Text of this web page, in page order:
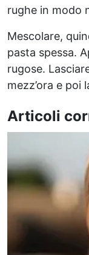
rughe in modo
Mescolare,
pasta spessa.
rugose.
mezz’ora e poi
Articoli